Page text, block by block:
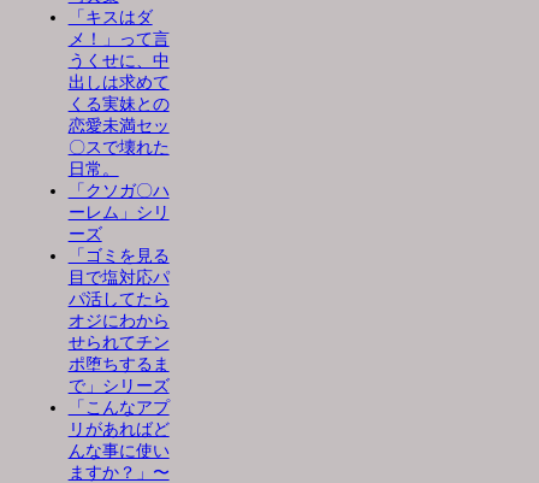
「キスはダ
メ！」って言
うくせに、中
出しは求めて
くる実妹との
恋愛未満セッ
〇スで壊れた
日常。
「クソガ〇ハ
ーレム」シリ
ーズ
「ゴミを見る
目で塩対応パ
パ活してたら
オジにわから
せられてチン
ポ堕ちするま
で」シリーズ
「こんなアプ
リがあればど
んな事に使い
ますか？」〜